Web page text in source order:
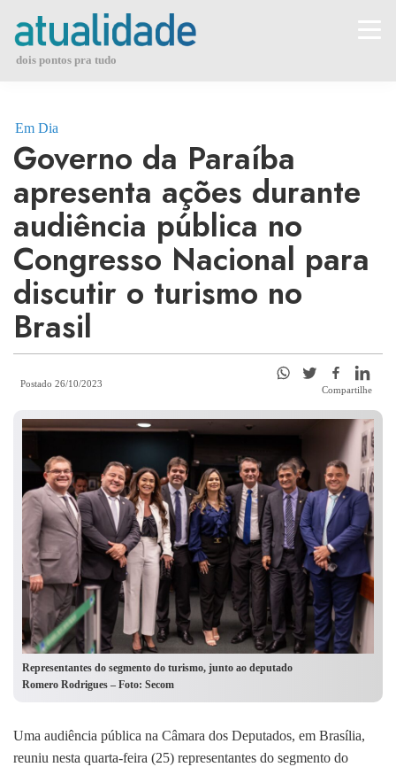
contentdois pontos pra tudo
Em Dia
Governo da Paraíba
apresenta ações durante
audiência pública no
Congresso Nacional para
discutir o turismo no
Brasil
Postado 26/10/2023
Compartilhe
Representantes do segmento do turismo, junto ao deputado
Romero Rodrigues – Foto: Secom
Uma audiência pública na Câmara dos Deputados, em Brasília,
reuniu nesta quarta-feira (25) representantes do segmento do